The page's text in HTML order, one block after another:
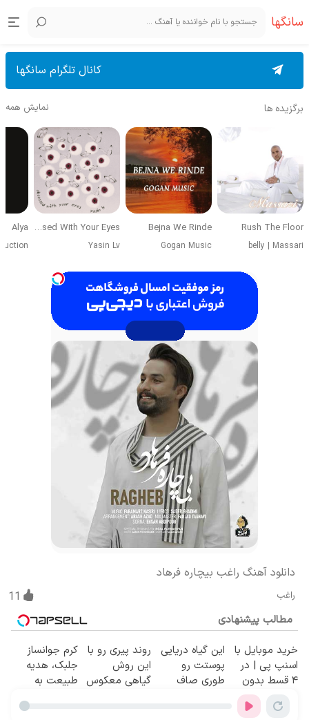
سانگها
کانال تلگرام سانگها
برگزیده ها نمایش همه
Rush The Floor
belly | Massari
Bejna We Rinde
Gogan Music
Obsessed With Your Eyes
Yasin Lv
Alya
دانلود آهنگ راغب بیچاره فرهاد
راغب 11
مطالب پیشنهادی
خرید موبایل با
اسنپ پی | در
۴ قسط بدون
سود و کارمزد!
این گیاه دریایی
پوستت رو
طوری صاف
روند پیری رو با
این روش
گیاهی معکوس
کرم جوانساز
جلبک، هدیه
طبیعت به
تخفیف ویژه)